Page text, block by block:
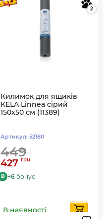
2
Килимок для ящиків
KELA Linnea сірий
150х50 см (11389)
Артикул: 52180
449
427 грн
B +6 бонус
В наявності